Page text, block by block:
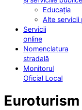
Educația
Alte servicii
Servicii
online
Nomenclatura
stradală
Monitorul
Oficial Local
Euroturism